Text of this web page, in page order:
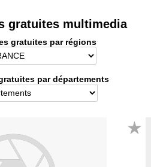
gratuites multimedia
gratuites par régions
par départements
★